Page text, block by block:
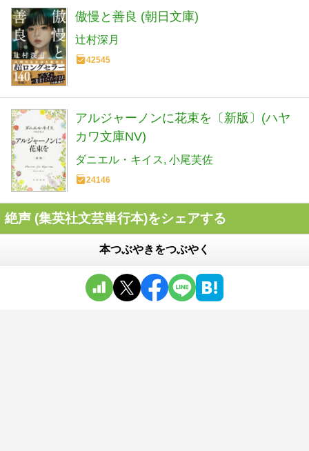
傲慢と善良 (朝日文庫)
辻村深月
42545
アルジャーノンに花束を〔新版〕(ハヤ
カワ文庫NV)
ダニエル・キイス 小尾芙佐
24146
絶声 (集英社文芸単行本)をシェアする
本つぶやきをつぶやく